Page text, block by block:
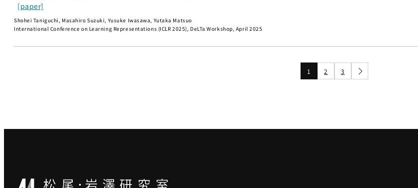
[paper]
Shohei Taniguchi, Masahiro Suzuki, Yusuke Iwasawa, Yutaka Matsuo
International Conference on Learning Representations (ICLR 2025), DeLTa Workshop, April 2025
1 2 3